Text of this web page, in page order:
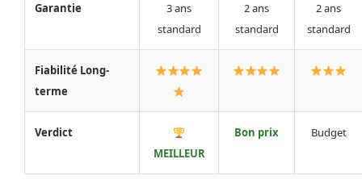
Garantie
3 ans
standard
2 ans
standard
2 ans
standard
Fiabilité Long-
terme
Verdict
MEILLEUR
Bon prix Budget